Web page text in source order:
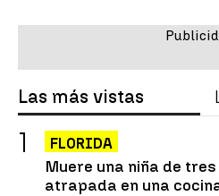
Las más vistas
FLORIDA
Muere una niña de
atrapada en una